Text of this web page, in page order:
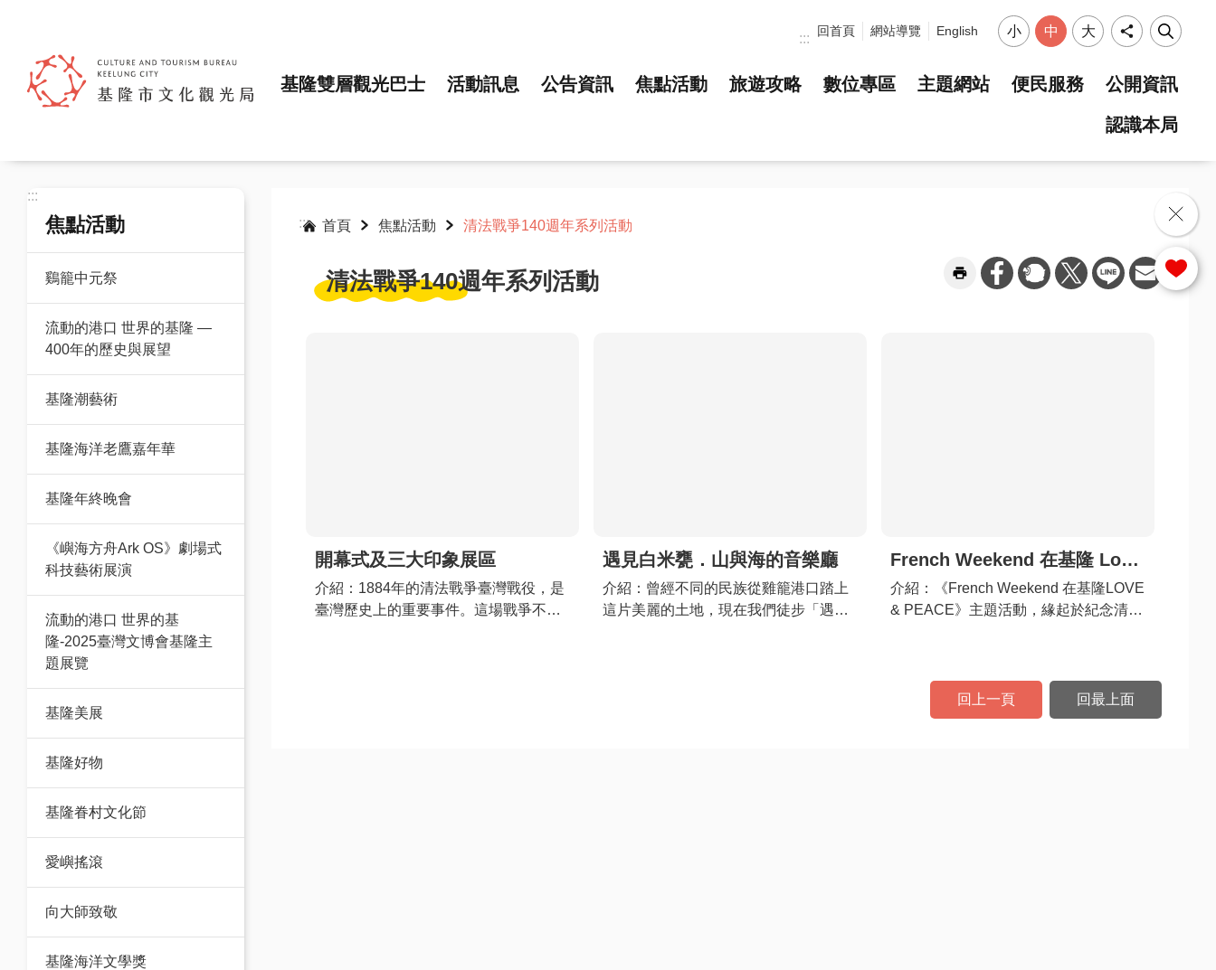
選單
::: 回首頁 網站導覽 English 小 中 大
基隆雙層觀光巴士 活動訊息 公告資訊 焦點活動 旅遊攻略 數位專區 主題網站 便民服務 公開資訊
認識本局
:::
焦點活動
鷄籠中元祭
流動的港口 世界的基隆 —
400年的歷史與展望
基隆潮藝術
基隆海洋老鷹嘉年華
基隆年終晚會
《嶼海方舟Ark OS》劇場式
科技藝術展演
流動的港口 世界的基
隆-2025臺灣文博會基隆主
題展覽
基隆美展
基隆好物
基隆眷村文化節
愛嶼搖滾
向大師致敬
基隆海洋文學獎
::: 首頁 焦點活動 清法戰爭140週年系列活動
清法戰爭140週年系列活動
開幕式及三大印象展區
介紹 ：1884年的清法戰爭臺灣戰役，是
臺灣歷史上的重要事件。這場戰爭不僅
遇見白米甕．山與海的音樂廳
介紹 ：曾經不同的民族從雞籠港口踏上
這片美麗的土地，現在我們徒步「遇見
French Weekend 在基隆 Love & Peace
介紹 ：《French Weekend 在基隆LOVE
& PEACE》主題活動，緣起於紀念清法
行臺灣與法國文化之全面深度交流。活
動包含臺法古典與電音跨界音樂表演、
回上一頁 回最上面